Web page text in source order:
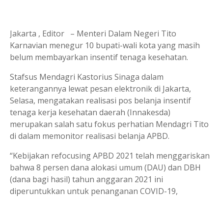
Jakarta , Editor – Menteri Dalam Negeri Tito
Karnavian menegur 10 bupati-wali kota yang masih
belum membayarkan insentif tenaga kesehatan.
Stafsus Mendagri Kastorius Sinaga dalam
keterangannya lewat pesan elektronik di Jakarta,
Selasa, mengatakan realisasi pos belanja insentif
tenaga kerja kesehatan daerah (Innakesda)
merupakan salah satu fokus perhatian Mendagri Tito
di dalam memonitor realisasi belanja APBD.
“Kebijakan refocusing APBD 2021 telah menggariskan
bahwa 8 persen dana alokasi umum (DAU) dan DBH
(dana bagi hasil) tahun anggaran 2021 ini
diperuntukkan untuk penanganan COVID-19,